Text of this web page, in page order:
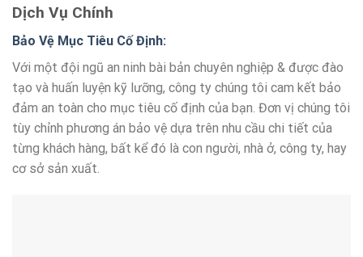
Dịch Vụ Chính
Bảo Vệ Mục Tiêu Cố Định:
Với một đội ngũ an ninh bài bản chuyên nghiệp & được đào
tạo và huấn luyện kỹ lưỡng, công ty chúng tôi cam kết bảo
đảm an toàn cho mục tiêu cố định của bạn. Đơn vị chúng tôi
tùy chỉnh phương án bảo vệ dựa trên nhu cầu chi tiết của
từng khách hàng, bất kể đó là con người, nhà ở, công ty, hay
cơ sở sản xuất.